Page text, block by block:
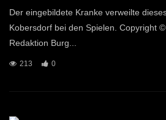
Der eingebildete Kranke verweilte
Kobersdorf bei den Spielen. Copyright
Redaktion Burg...
213 0